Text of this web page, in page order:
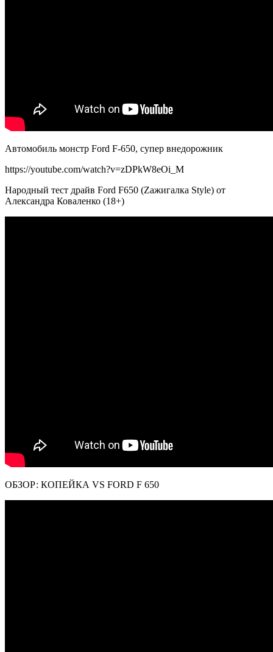
Автомобиль монстр Ford F-650, супер внедорожник
https://youtube.com/watch?v=zDPkW8eOi_M
Народный тест драйв Ford F650 (Zажигалка Style) от
Александра Коваленко (18+)
ОБЗОР: КОПЕЙКА VS FORD F 650